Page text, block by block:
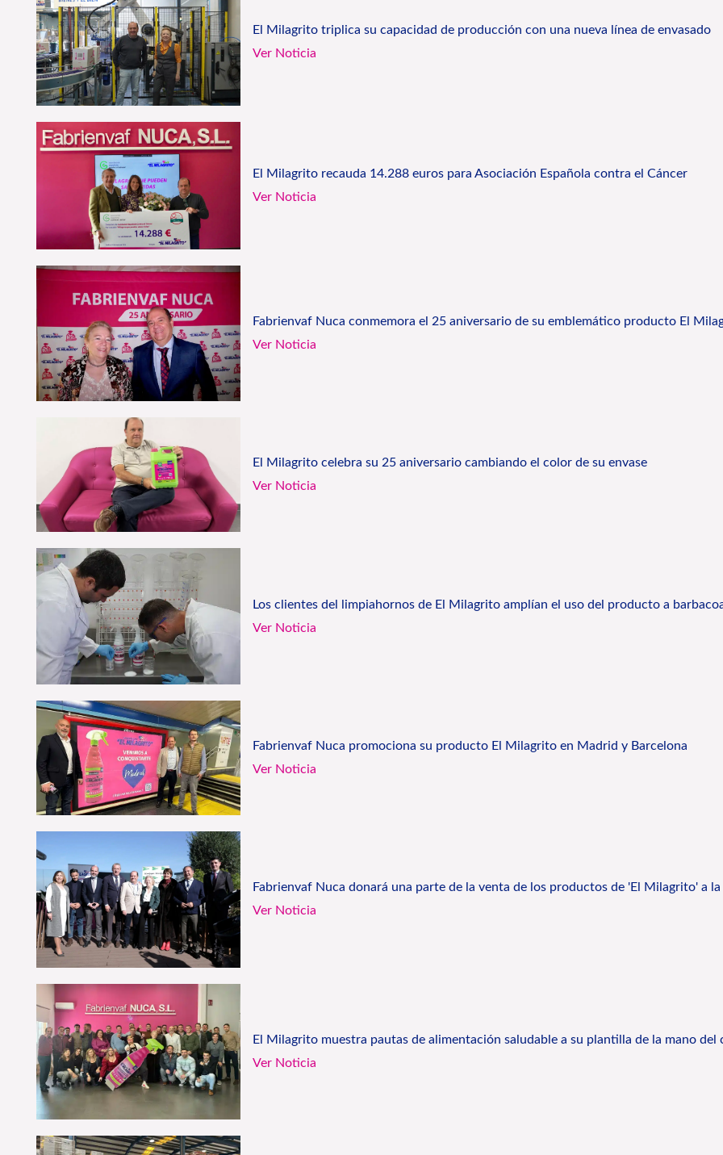
El Milagrito triplica su capacidad de producción con una nueva línea de envasado
Ver Noticia
El Milagrito recauda 14.288 euros para Asociación Española contra el Cáncer
Ver Noticia
Fabrienvaf Nuca conmemora el 25 aniversario de su emblemático producto El
Ver Noticia
El Milagrito celebra su 25 aniversario cambiando el color de su envase
Ver Noticia
Los clientes del limpiahornos de El Milagrito amplían el uso del producto a
Ver Noticia
Fabrienvaf Nuca promociona su producto El Milagrito en Madrid y Barcelona
Ver Noticia
Fabrienvaf Nuca donará una parte de la venta de los productos de 'El Milagrito' a
Ver Noticia
El Milagrito muestra pautas de alimentación saludable a su plantilla de la mano del
Ver Noticia